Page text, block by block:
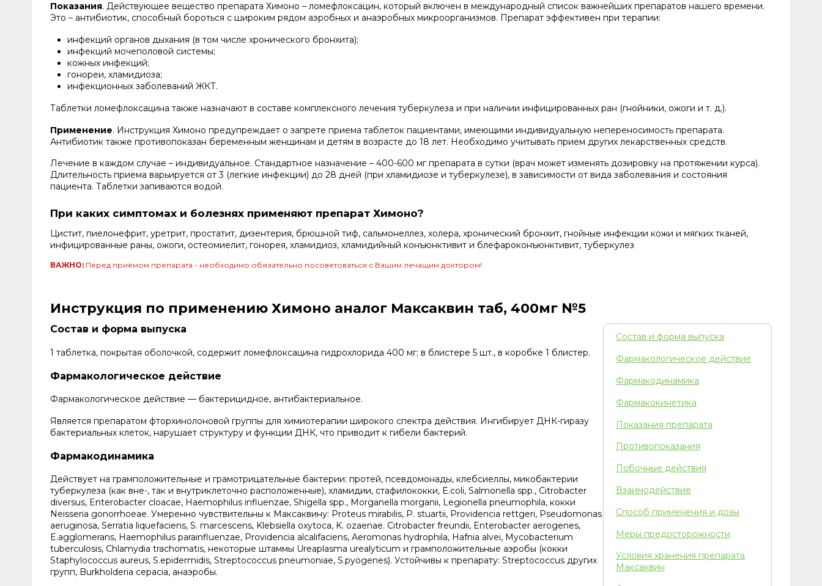
Показания. Действующее вещество препарата Химоно – ломефлоксацин, который включен в международный список важнейших препаратов нашего времени.
Это – антибиотик, способный бороться с широким рядом аэробных и анаэробных микроорганизмов. Препарат эффективен при терапии:
инфекций органов дыхания (в том числе хронического бронхита);
инфекций мочеполовой системы;
кожных инфекций;
гонореи, хламидиоза;
инфекционных заболеваний ЖКТ.
Таблетки ломефлоксацина также назначают в составе комплексного лечения туберкулеза и при наличии инфицированных ран (гнойники, ожоги и т. д.).
Применение. Инструкция Химоно предупреждает о запрете приема таблеток пациентами, имеющими индивидуальную непереносимость препарата.
Антибиотик также противопоказан беременным женщинам и детям в возрасте до 18 лет. Необходимо учитывать прием других лекарственных средств.
Лечение в каждом случае – индивидуальное. Стандартное назначение – 400-600 мг препарата в сутки (врач может изменять дозировку на протяжении курса).
Длительность приема варьируется от 3 (легкие инфекции) до 28 дней (при хламидиозе и туберкулезе), в зависимости от вида заболевания и состояния
пациента. Таблетки запиваются водой.
При каких симптомах и болезнях применяют препарат Химоно?
Цистит, пиелонефрит, уретрит, простатит, дизентерия, брюшной тиф, сальмонеллез, холера, хронический бронхит, гнойные инфекции кожи и мягких тканей,
инфицированные раны, ожоги, остеомиелит, гонорея, хламидиоз, хламидийный конъюнктивит и блефароконъюнктивит, туберкулез
ВАЖНО: Перед приёмом препарата - необходимо обязательно посоветоваться с Вашим лечащим доктором!
Инструкция по применению Химоно аналог Максаквин таб, 400мг №5
Состав и форма выпуска
1 таблетка, покрытая оболочкой, содержит ломефлоксацина гидрохлорида 400 мг; в блистере 5 шт., в коробке 1 блистер.
Фармакологическое действие
Фармакологическое действие — бактерицидное, антибактериальное.
Является препаратом фторхинолоновой группы для химиотерапии широкого спектра действия. Ингибирует ДНК-гиразу
бактериальных клеток, нарушает структуру и функции ДНК, что приводит к гибели бактерий.
Фармакодинамика
Действует на грамположительные и грамотрицательные бактерии: протей, псевдомонады, клебсиеллы, микобактерии
туберкулеза (как вне-, так и внутриклеточно расположенные), хламидии, стафилококки, E.coli, Salmonella spp., Citrobacter
diversus, Enterobacter cloacae, Haemophilus influenzae, Shigella spp., Morganella morganii, Legionella pneumophila, кокки
Neisseria gonorrhoeae. Умеренно чувствительны к Максаквину: Proteus mirabilis, P. stuartii, Providencia rettgeri, Pseudomonas
aeruginosa, Serratia liquefaciens, S. marcescens, Klebsiella oxytoca, K. ozaenae. Citrobacter freundii, Enterobacter aerogenes,
E.agglomerans, Haemophilus parainfluenzae, Providencia alcalifaciens, Aeromonas hydrophila, Hafnia alvei, Mycobacterium
tuberculosis, Chlamydia trachomatis, некоторые штаммы Ureaplasma urealyticum и грамположительные аэробы (кокки
Staphylococcus aureus, S.epidermidis, Streptococcus pneumoniae, S.pyogenes). Устойчивы к препарату: Streptococcus других
групп, Burkholderia cepacia, анаэробы.
Состав и форма выпуска
Фармакологическое действие
Фармакодинамика
Фармакокинетика
Показания препарата
Противопоказания
Побочные действия
Взаимодействие
Способ применения и дозы
Меры предосторожности
Условия хранения препарата
Максаквин